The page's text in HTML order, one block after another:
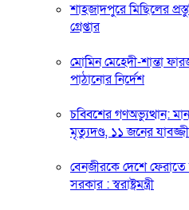
শাহজাদপুরে মিছিলের
গ্রেপ্তার
মোমিন মেহেদী-শান্তা
পাঠানোর নির্দেশ
চব্বিশের গণঅভ্যুত্থান:
মৃত্যুদণ্ড, ১১ জনের
বেনজীরকে দেশে ফেরাতে
সরকার : স্বরাষ্ট্রমন্ত্রী